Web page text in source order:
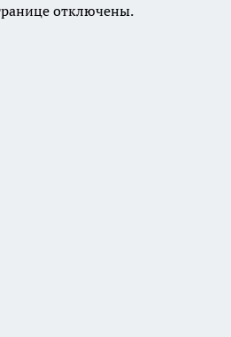
отключены.